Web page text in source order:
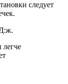
следует
легче